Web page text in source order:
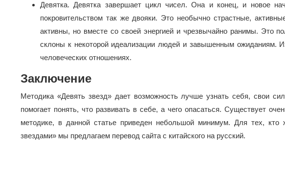
Девятка. Девятка завершает цикл чисел. Она и конец, и новое
покровительством так же двояки. Это необычно страстные,
активны, но вместе со своей энергией и чрезвычайно ранимы. Это
склоны к некоторой идеализации людей и завышенным ожиданиям.
человеческих отношениях.
Заключение
Методика «Девять звезд» дает возможность лучше узнать себя, свои
помогает понять, что развивать в себе, а чего опасаться. Существует
методике, в данной статье приведен небольшой минимум. Для тех, кто
звездами» мы предлагаем перевод сайта с китайского на русский.